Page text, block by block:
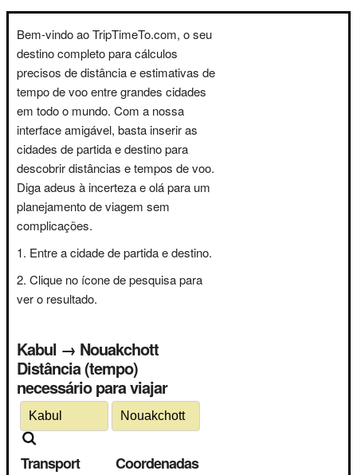
Bem-vindo ao TripTimeTo.com, o seu
destino completo para cálculos
precisos de distância e estimativas de
tempo de voo entre grandes cidades
em todo o mundo. Com a nossa
interface amigável, basta inserir as
cidades de partida e destino para
descobrir distâncias e tempos de voo.
Diga adeus à incerteza e olá para um
planejamento de viagem sem
complicações.
Entre a cidade de partida e destino.
Clique no ícone de pesquisa para
ver o resultado.
Kabul → Nouakchott
Distância (tempo)
necessário para viajar
Transport
Coordenadas